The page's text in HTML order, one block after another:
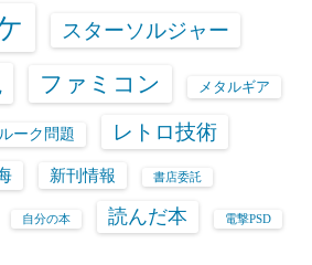
スターソルジャー
ファミコン メタルギア
ルーク問題 レトロ技術
新刊情報 書店委託
自分の本 読んだ本 電撃PSD